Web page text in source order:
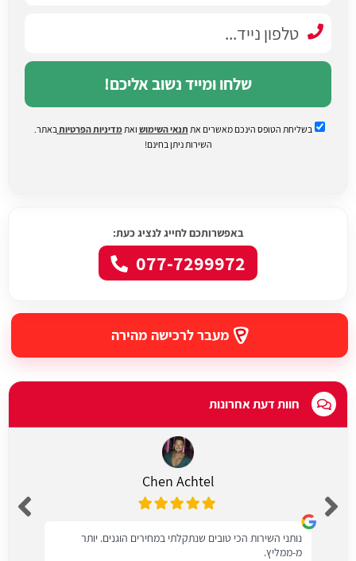
שלחו ומייד נשוב אליכם!
בשליחת הטופס הינכם מאשרים את תנאי השימוש ואתמדיניות הפרטיות באתר.
השירות ניתן בחינם!
באפשרותכם לחייג לנציג כעת:
077-7299972
מעבר לרכישה מהירה
חוות דעת אחרונות
Chen Achtel
נותני השירות הכי טובים שנתקלתי במחירים הוגנים. יותר
מ-ממליץ.